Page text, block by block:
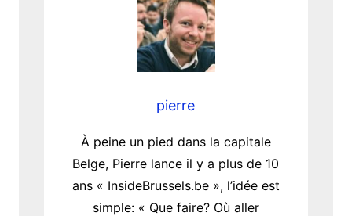
pierre
À peine un pied dans la capitale
Belge, Pierre lance il y a plus de 10
ans « InsideBrussels.be », l’idée est
simple: « Que faire? Où aller